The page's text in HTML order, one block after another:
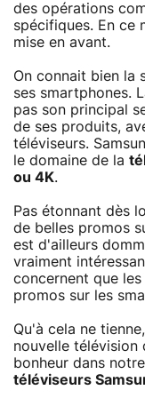
des opérations
spécifiques. En ce
mise en avant.
On connait bien la
ses smartphones.
pas son principal
de ses produits,
téléviseurs.
le domaine de la
ou 4K.
Pas étonnant dès
de belles promos
est d'ailleurs
vraiment
concernent que
promos sur les
Qu'à cela ne
nouvelle télévision
bonheur dans
téléviseurs